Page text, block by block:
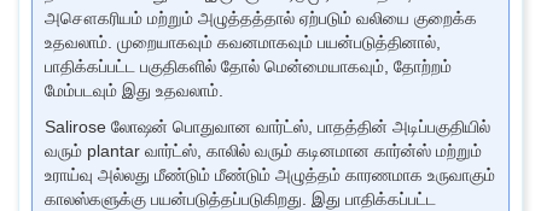
அசௌகரியம் மற்றும் அழுத்தத்தால் ஏற்படும் வலியை குறைக்க
உதவலாம். முறையாகவும் கவனமாகவும் பயன்படுத்தினால்,
பாதிக்கப்பட்ட பகுதிகளில் தோல் மென்மையாகவும், தோற்றம்
மேம்படவும் இது உதவலாம்.
Salirose லோஷன் பொதுவான வார்ட்ஸ், பாதத்தின் அடிப்பகுதியில்
வரும் plantar வார்ட்ஸ், காலில் வரும் கடினமான கார்ன்ஸ் மற்றும்
உராய்வு அல்லது மீண்டும் மீண்டும் அழுத்தம் காரணமாக உருவாகும்
காலஸ்களுக்கு பயன்படுத்தப்படுகிறது. இது பாதிக்கப்பட்ட